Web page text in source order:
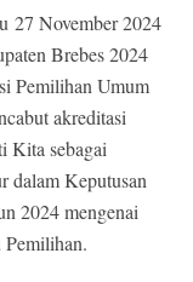
27 November 2024
Brebes 2024
Pemilihan Umum
akreditasi
Kita sebagai
dalam Keputusan
2024 mengenai
Pemilihan.